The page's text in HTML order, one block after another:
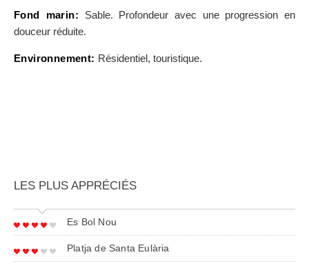
Fond marin: Sable. Profondeur avec une progression en
douceur réduite.
Environnement: Résidentiel, touristique.
LES PLUS APPRÉCIÉS
Es Bol Nou
Platja de Santa Eulària